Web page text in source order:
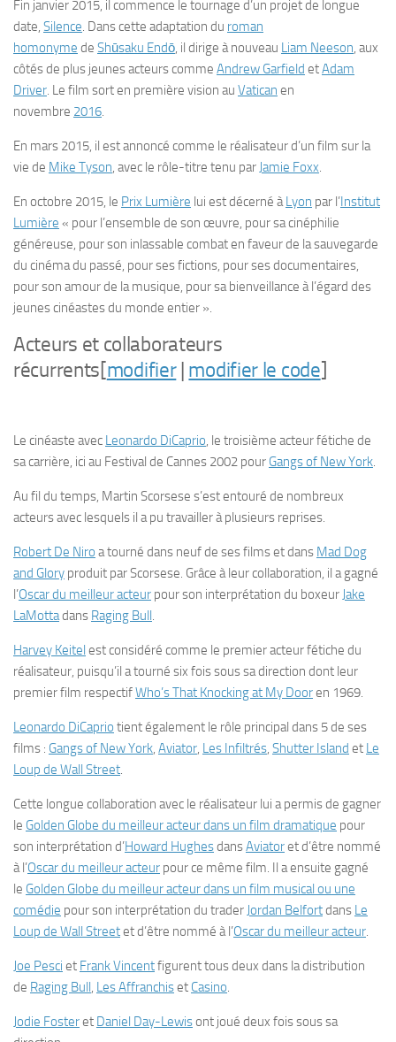
Fin janvier 2015, il commence le tournage d’un projet de longue
date, Silence. Dans cette adaptation du roman
homonyme de Shūsaku Endō, il dirige à nouveau Liam Neeson, aux
côtés de plus jeunes acteurs comme Andrew Garfield etAdam
Driver. Le film sort en première vision au Vatican en
novembre 2016.
En mars 2015, il est annoncé comme le réalisateur d’un film sur la
vie de Mike Tyson, avec le rôle-titre tenu par Jamie Foxx.
En octobre 2015, le Prix Lumière lui est décerné àLyon par l’Institut
Lumière « pour l’ensemble de son œuvre, pour sa cinéphilie
généreuse, pour son inlassable combat en faveur de la sauvegarde
du cinéma du passé, pour ses fictions, pour ses documentaires,
pour son amour de la musique, pour sa bienveillance à l’égard des
jeunes cinéastes du monde entier ».
Acteurs et collaborateurs
récurrents[modifier| modifier le code]
Le cinéaste avec Leonardo DiCaprio, le troisième acteur fétiche de
sa carrière, ici au Festival de Cannes 2002 pour Gangs of New York.
Au fil du temps, Martin Scorsese s’est entouré de nombreux
acteurs avec lesquels il a pu travailler à plusieurs reprises.
Robert De Niro a tourné dans neuf de ses films et dans Mad Dog
and Glory produit par Scorsese. Grâce à leur collaboration, il a gagné
l’Oscar du meilleur acteur pour son interprétation du boxeur Jake
LaMottadans Raging Bull.
Harvey Keitel est considéré comme le premier acteur fétiche du
réalisateur, puisqu’il a tourné six fois sous sa direction dont leur
premier film respectifWho’s That Knocking at My Dooren 1969.
Leonardo DiCaprio tient également le rôle principal dans 5 de ses
films : Gangs of New York, Aviator, Les Infiltrés, Shutter Island et Le
Loup de Wall Street.
Cette longue collaboration avec le réalisateur lui a permis de gagner
le Golden Globe du meilleur acteur dans un film dramatique pour
son interprétation d’Howard HughesdansAviatoret d’être nommé
à l’Oscar du meilleur acteur pour ce même film. Il a ensuite gagné
le Golden Globe du meilleur acteur dans un film musical ou une
comédie pour son interprétation du trader Jordan Belfortdans Le
Loup de Wall Streetet d’être nommé à l’Oscar du meilleur acteur.
Joe Pesci et Frank Vincentfigurent tous deux dans la distribution
de Raging Bull, Les Affranchiset Casino.
Jodie Fosteret Daniel Day-Lewisont joué deux fois sous sa